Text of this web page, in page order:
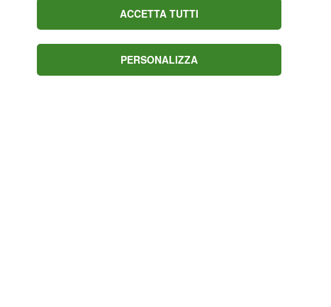
Usb, nella quale
dove il giovane spiega i
l'insano gesto.
ACCETTA TUTTI
PERSONALIZZA